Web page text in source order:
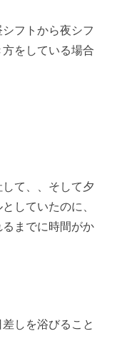
フトから夜シフ
をしている場合
て、、そして夕
していたのに、
までに時間がか
しを浴びること